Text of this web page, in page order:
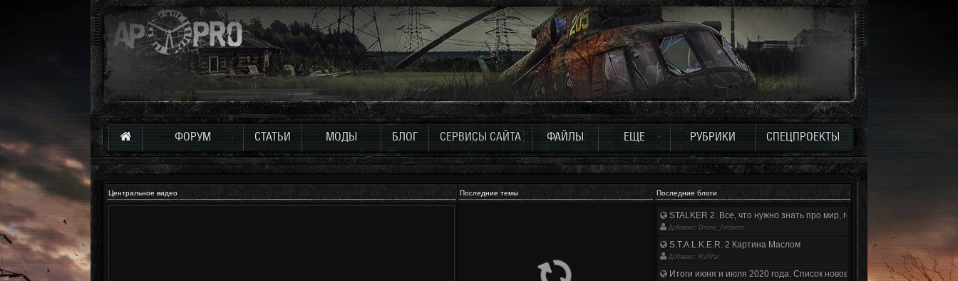
ФОРУМ СТАТЬИ МОДЫ БЛОГ СЕРВИСЫ САЙТА ФАЙЛЫ ЕЩЕ РУБРИКИ СПЕЦПРОЕКТЫ
Центральное видео Последние темы Последние блоги
STALKER 2. Все, что нужно знать про мир, геймплей и сюжет | Разбор
Добавил: Drone_Ambient
S.T.A.L.K.E.R. 2 Картина Маслом
Добавил: RuWar
Итоги июня и июля 2020 года. Список нововведений